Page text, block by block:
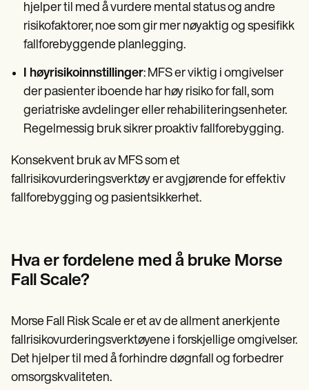
hjelper til med å vurdere mental status og andre
risikofaktorer, noe som gir mer nøyaktig og spesifikk
fallforebyggende planlegging.
I høyrisikoinnstillinger: MFS er viktig i omgivelser
der pasienter iboende har høy risiko for fall, som
geriatriske avdelinger eller rehabiliteringsenheter.
Regelmessig bruk sikrer proaktiv fallforebygging.
Konsekvent bruk av MFS som et
fallrisikovurderingsverktøy er avgjørende for effektiv
fallforebygging og pasientsikkerhet.
Hva er fordelene med å bruke Morse
Fall Scale?
Morse Fall Risk Scale er et av de allment anerkjente
fallrisikovurderingsverktøyene i forskjellige omgivelser.
Det hjelper til med å forhindre døgnfall og forbedrer
omsorgskvaliteten.